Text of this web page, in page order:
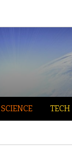
SCIENCE TECH